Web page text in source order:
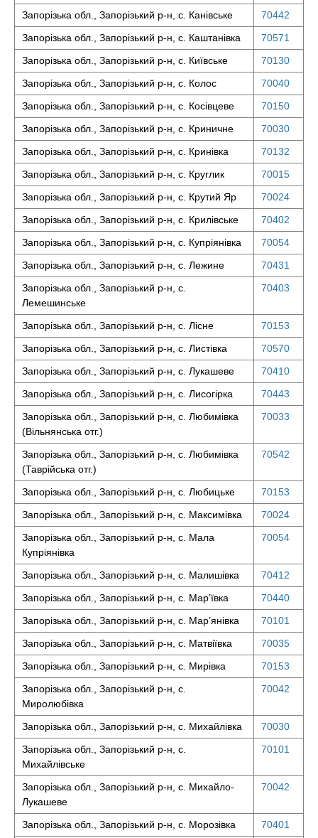
Запорізька обл., Запорізький р-н, с. Канівське
70442
Запорізька обл., Запорізький р-н, с. Каштанівка
70571
Запорізька обл., Запорізький р-н, с. Київське
70130
Запорізька обл., Запорізький р-н, с. Колос
70040
Запорізька обл., Запорізький р-н, с. Косівцеве
70150
Запорізька обл., Запорізький р-н, с. Криничне
70030
Запорізька обл., Запорізький р-н, с. Кринівка
70132
Запорізька обл., Запорізький р-н, с. Круглик
70015
Запорізька обл., Запорізький р-н, с. Крутий Яр
70024
Запорізька обл., Запорізький р-н, с. Крилівське
70402
Запорізька обл., Запорізький р-н, с. Купріянівка
70054
Запорізька обл., Запорізький р-н, с. Лежине
70431
Запорізька обл., Запорізький р-н, с.
Лемешинське
70403
Запорізька обл., Запорізький р-н, с. Лісне
70153
Запорізька обл., Запорізький р-н, с. Листівка
70570
Запорізька обл., Запорізький р-н, с. Лукашеве
70410
Запорізька обл., Запорізький р-н, с. Лисогірка
70443
Запорізька обл., Запорізький р-н, с. Любимівка
(Вільнянська отг.)
70033
Запорізька обл., Запорізький р-н, с. Любимівка
(Таврійська отг.)
70542
Запорізька обл., Запорізький р-н, с. Любицьке
70153
Запорізька обл., Запорізький р-н, с. Максимівка
70024
Запорізька обл., Запорізький р-н, с. Мала
Купріянівка
70054
Запорізька обл., Запорізький р-н, с. Малишівка
70412
Запорізька обл., Запорізький р-н, с. Мар’ївка
70440
Запорізька обл., Запорізький р-н, с. Мар’янівка
70101
Запорізька обл., Запорізький р-н, с. Матвіївка
70035
Запорізька обл., Запорізький р-н, с. Мирівка
70153
Запорізька обл., Запорізький р-н, с.
Миролюбівка
70042
Запорізька обл., Запорізький р-н, с. Михайлівка
70030
Запорізька обл., Запорізький р-н, с.
Михайлівське
70101
Запорізька обл., Запорізький р-н, с. Михайло-
Лукашеве
70042
Запорізька обл., Запорізький р-н, с. Морозівка
70401